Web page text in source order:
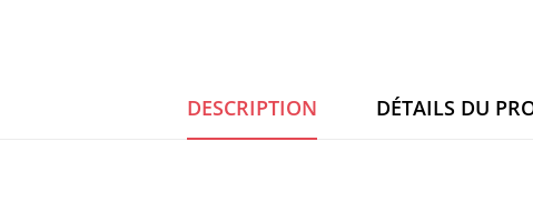
DESCRIPTION DÉTAILS DU